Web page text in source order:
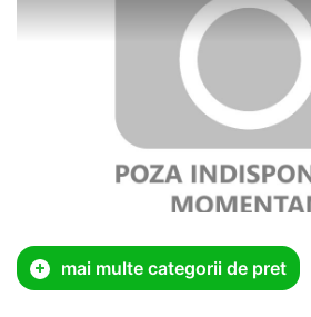
mai multe categorii de pret